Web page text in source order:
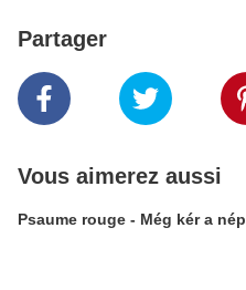
Partager
Vous aimerez aussi
Psaume rouge - Még kér a nép